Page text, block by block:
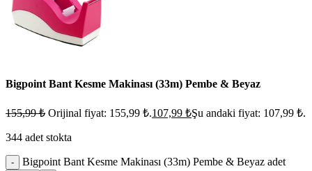
Bigpoint Bant Kesme Makinası (33m) Pembe & Beyaz
155,99₺ Orijinal fiyat: 155,99 ₺.107,99 ₺Şu andaki fiyat: 107,99 ₺.
344 adet stokta
- Bigpoint Bant Kesme Makinası (33m) Pembe & Beyaz adet